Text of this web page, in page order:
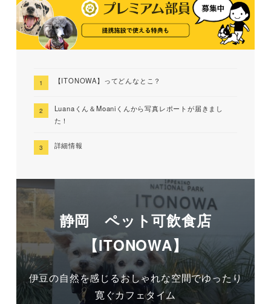
【ITONOWA】ってどんなとこ？
Luanaくん＆Moaniくんから写真レポートが届きまし
た！
詳細情報
静岡 ペット可飲食店
【ITONOWA】
伊豆の自然を感じるおしゃれな空間でゆったり
寛ぐカフェタイム